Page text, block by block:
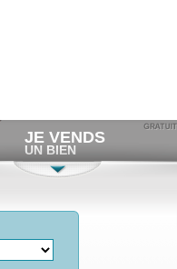
JE VENDS
UN BIEN
Déposer gratuitement
annonce de cession.